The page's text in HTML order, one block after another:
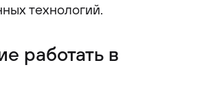
технологий.
работать в